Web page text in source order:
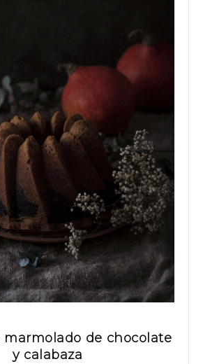
marmolado de chocolate
y calabaza